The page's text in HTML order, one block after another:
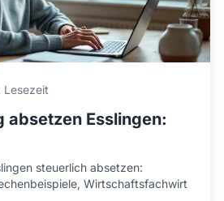
Lesezeit
absetzen Esslingen:
steuerlich absetzen:
Wirtschaftsfachwirt